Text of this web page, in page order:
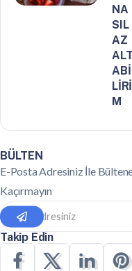
NA
SIL
AZ
ALT
ABİ
LİRİ
M
BÜLTEN
E-Posta Adresiniz İle
Kaçırmayın
Takip Edin